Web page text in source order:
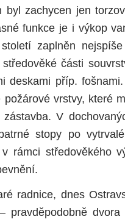
byl zachycen jen
funkce je i výkop
zaplněn nejspíše
části
deskami příp.
vrstvy, které
V
stopy po
rámci středověkého
radnice, dnes
pravděpodobně